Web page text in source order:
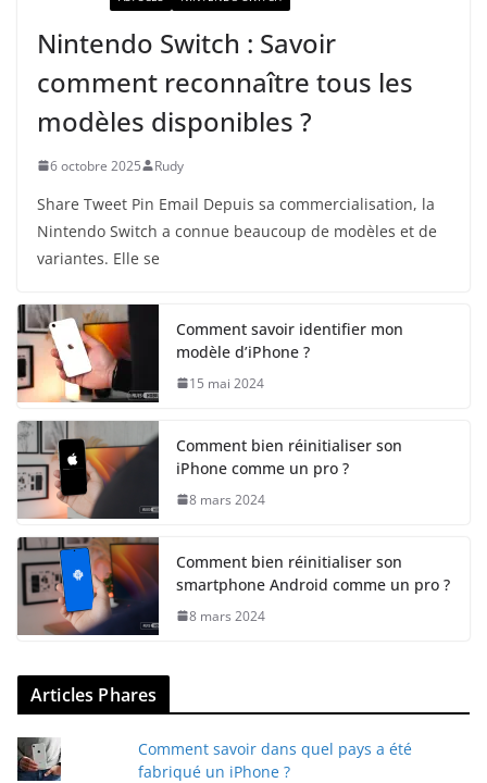
Nintendo Switch : Savoir
comment reconnaître tous les
modèles disponibles ?
6 octobre 2025 Rudy
Share Tweet Pin Email Depuis sa commercialisation, la
Nintendo Switch a connue beaucoup de modèles et de
variantes. Elle se
Comment savoir identifier mon
modèle d’iPhone ?
15 mai 2024
Comment bien réinitialiser son
iPhone comme un pro ?
8 mars 2024
Comment bien réinitialiser son
smartphone Android comme un pro ?
8 mars 2024
Articles Phares
Comment savoir dans quel pays a été
fabriqué un iPhone ?